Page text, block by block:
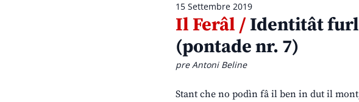
15 Settembre 2019
Il Ferâl /Identitât
(pontade nr. 7)
pre Antoni Beline
Stant che no podìn fâ il ben in dut il